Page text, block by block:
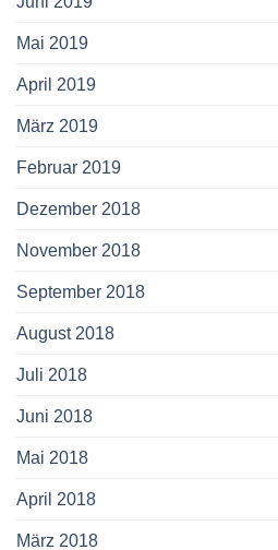
Mai 2019
April 2019
März 2019
Februar 2019
Dezember 2018
November 2018
September 2018
August 2018
Juli 2018
Juni 2018
Mai 2018
April 2018
März 2018